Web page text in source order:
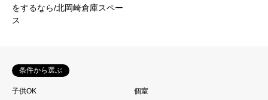
をするなら/北岡崎倉庫スペー
ス
条件から選ぶ
子供OK
個室